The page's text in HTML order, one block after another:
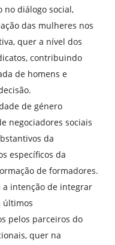
no diálogo social,
das mulheres nos
quer a nível dos
contribuindo
de homens e
de género
negociadores sociais
da
específicos da
de formadores.
intenção de integrar
últimos
pelos parceiros do
quer na